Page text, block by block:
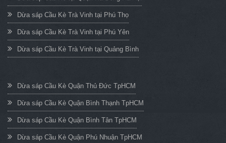
Dừa sáp Cầu Kè Trà Vinh tại Phú Thọ
Dừa sáp Cầu Kè Trà Vinh tại Phú Yên
Dừa sáp Cầu Kè Trà Vinh tại Quảng Bình
Dừa sáp Cầu Kè Quận Thủ Đức TpHCM
Dừa sáp Cầu Kè Quận Bình Thạnh TpHCM
Dừa sáp Cầu Kè Quận Bình Tân TpHCM
Dừa sáp Cầu Kè Quận Phú Nhuận TpHCM